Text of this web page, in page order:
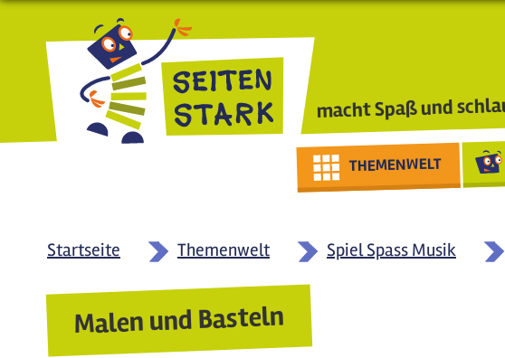
Direkt zum Inhalt
macht Spaß und
THEMENWELT
Startseite Themenwelt Spiel Spass Musik
Malen und Basteln